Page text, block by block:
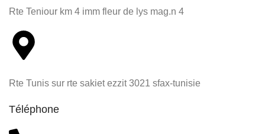
Rte Teniour km 4 imm fleur de lys mag.n 4
Rte Tunis sur rte sakiet ezzit 3021 sfax-tunisie
Téléphone